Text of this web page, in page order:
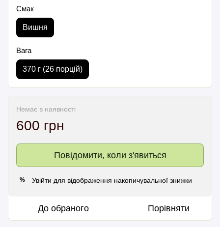
Смак
Вишня
Вага
370 г (26 порцій)
Немає в наявності
600 грн
Повідомити, коли з'явиться
% Увійти для відображення накопичувальної знижки
До обраного Порівняти